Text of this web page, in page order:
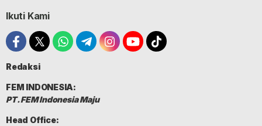
Ikuti Kami
Redaksi
FEM INDONESIA:
PT. FEM Indonesia Maju
Head Office: